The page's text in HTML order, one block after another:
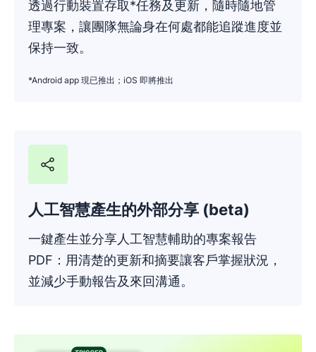
透過行動裝置存取*任務及更新，隨時隨地管
理專案，讓團隊無論身在何處都能追蹤進度並
保持一致。
*Android app 現已推出；iOS 即將推出
人工智慧產生的外部分享 (beta)
一鍵產生並分享人工智慧輔助的專案報告
PDF：用清楚的更新和摘要讓客戶掌握狀況，
並減少手動報告及來回溝通。